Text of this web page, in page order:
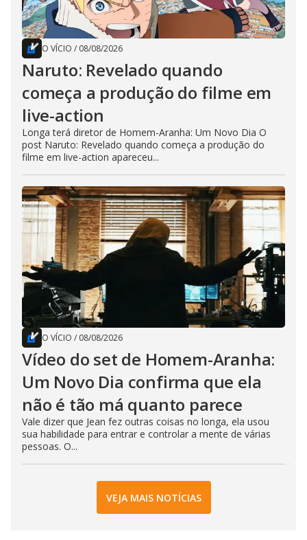
O VÍCIO / 08/08/2026
Naruto: Revelado quando
começa a produção do filme em
live-action
Longa terá diretor de Homem-Aranha: Um Novo Dia O
post Naruto: Revelado quando começa a produção do
filme em live-action apareceu...
O VÍCIO / 08/08/2026
Vídeo do set de Homem-Aranha:
Um Novo Dia confirma que ela
não é tão má quanto parece
Vale dizer que Jean fez outras coisas no longa, ela usou
sua habilidade para entrar e controlar a mente de várias
pessoas. O...
VEJA MAIS NOTÍCIAS